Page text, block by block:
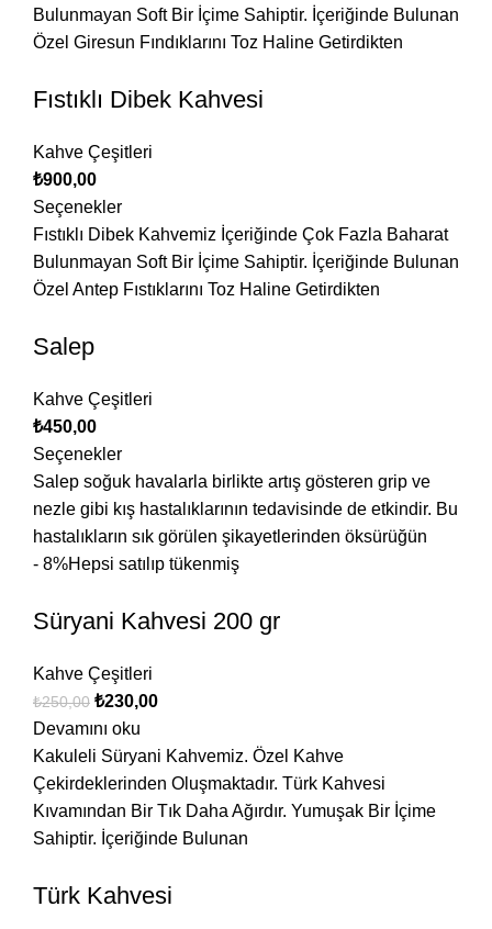
Bulunmayan Soft Bir İçime Sahiptir. İçeriğinde Bulunan
Özel Giresun Fındıklarını Toz Haline Getirdikten
Fıstıklı Dibek Kahvesi
Kahve Çeşitleri
₺900,00
Seçenekler
Fıstıklı Dibek Kahvemiz İçeriğinde Çok Fazla Baharat
Bulunmayan Soft Bir İçime Sahiptir. İçeriğinde Bulunan
Özel Antep Fıstıklarını Toz Haline Getirdikten
Salep
Kahve Çeşitleri
₺450,00
Seçenekler
Salep soğuk havalarla birlikte artış gösteren grip ve
nezle gibi kış hastalıklarının tedavisinde de etkindir. Bu
hastalıkların sık görülen şikayetlerinden öksürüğün
- 8%Hepsi satılıp tükenmiş
Süryani Kahvesi 200 gr
Kahve Çeşitleri
₺250,00 ₺230,00
Devamını oku
Kakuleli Süryani Kahvemiz. Özel Kahve
Çekirdeklerinden Oluşmaktadır. Türk Kahvesi
Kıvamından Bir Tık Daha Ağırdır. Yumuşak Bir İçime
Sahiptir. İçeriğinde Bulunan
Türk Kahvesi